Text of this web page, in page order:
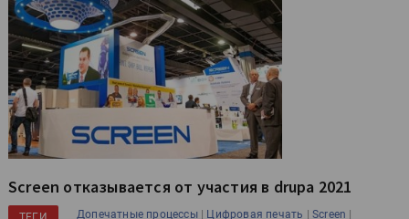
Screen отказывается от участия в drupa 2021
Допечатные процессы| Цифровая печать |Screen |